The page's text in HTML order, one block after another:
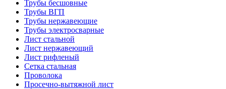
Трубы бесшовные
Трубы ВГП
Трубы нержавеющие
Трубы электросварные
Лист стальной
Лист нержавеющий
Лист рифленый
Сетка стальная
Проволока
Просечно-вытяжной лист